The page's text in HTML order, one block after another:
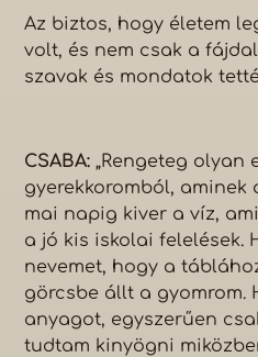
Az biztos, hogy életem
volt, és nem csak a
szavak és mondatok
CSABA:„Rengeteg olyan
gyerekkoromból, aminek
mai napig kiver a víz,
a jó kis iskolai felelések.
nevemet, hogy a
görcsbe állt a gyomrom.
anyagot, egyszerűen
tudtam kinyögni